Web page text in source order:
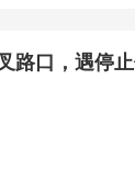
路口，遇停